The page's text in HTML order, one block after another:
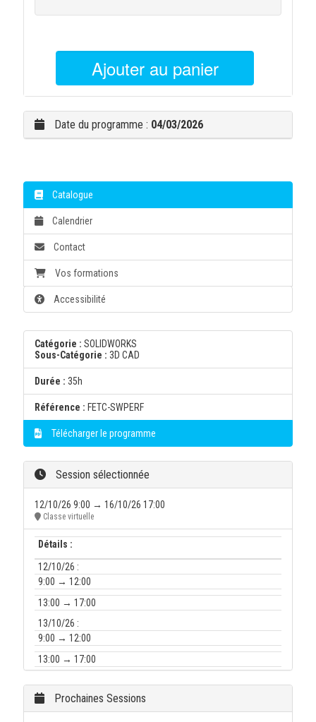
Ajouter au panier
Date du programme : 04/03/2026
Catalogue
Calendrier
Contact
Vos formations
Accessibilité
Catégorie : SOLIDWORKS
Sous-Catégorie : 3D CAD
Durée : 35h
Référence : FETC-SWPERF
Télécharger le programme
Session sélectionnée
12/10/26 9:00 → 16/10/26 17:00
Classe virtuelle
Détails :
12/10/26 :
9:00 → 12:00
13:00 → 17:00
13/10/26 :
9:00 → 12:00
13:00 → 17:00
9:00 → 12:00
13:00 → 17:00
Prochaines Sessions